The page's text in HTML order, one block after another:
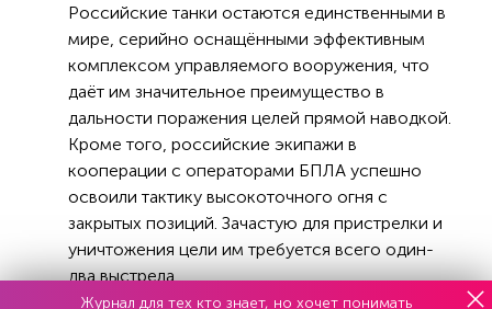
Российские танки остаются единственными в
мире, серийно оснащёнными эффективным
комплексом управляемого вооружения, что
даёт им значительное преимущество в
дальности поражения целей прямой наводкой.
Кроме того, российские экипажи в
кооперации с операторами БПЛА успешно
освоили тактику высокоточного огня с
закрытых позиций. Зачастую для пристрелки и
уничтожения цели им требуется всего один-
два выстрела.
Журнал для тех кто знает, но хочет понимать